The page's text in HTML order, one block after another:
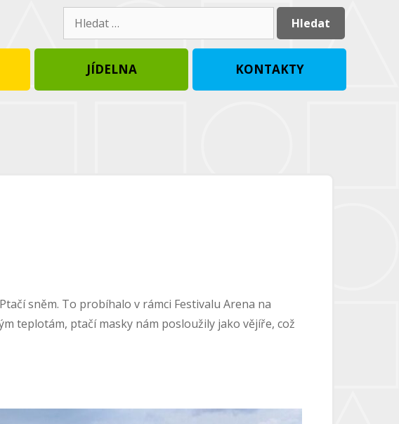
Hledat:
JÍDELNA KONTAKTY
sněm. To probíhalo v rámci Festivalu Arena na
teplotám, ptačí masky nám posloužily jako vějíře, což